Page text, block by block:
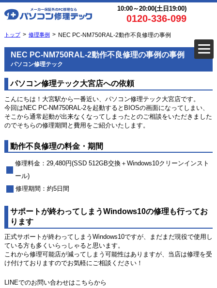
10:00～20:00(土日19:00)
0120-336-099
トップ 修理事例 NEC PC-NM750RAL-2動作不良修理の事例
NEC PC-NM750RAL-2動作不良修理の事例の事例
パソコン修理テック
パソコン修理テック大宮店への依頼
こんにちは！大宮駅から一番近い、パソコン修理テック大宮店です。
今回はNEC PC-NM750RAL-2を起動するとBIOSの画面になってしまい、
そこから通常起動が出来なくなってしまったとのご相談をいただきました
のでそちらの修理期間と費用をご紹介いたします。
動作不良修理の料金・期間
修理料金：29,480円(SSD 512GB交換＋Windows10クリーンインスト
ール)
修理期間：約5日間
サポートが終わってしまうWindows10の修理も行ってお
ります
正式サポートが終わってしまうWindows10ですが、まだまだ現役で使用し
ている方も多くいらっしゃると思います。
これから修理可能店が減ってしまう可能性はありますが、当店は修理を受
け付けておりますのでお気軽にご相談ください！
LINEでのお問い合わせはこちらから